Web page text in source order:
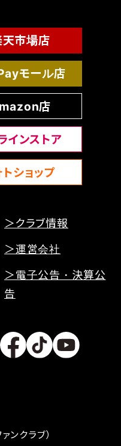
市場店
モール店
店
インストア
ショップ
＞クラブ情報
＞運営会社
＞電子公告・決算公
告
ンクラブ）